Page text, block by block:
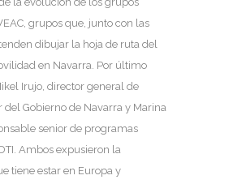
grupos que, junto con las
dibujar la hoja de ruta del
en Navarra. Por último
Irujo, director general de
del Gobierno de Navarra y Marina
senior de programas
Ambos expusieron la
tiene estar en Europa y